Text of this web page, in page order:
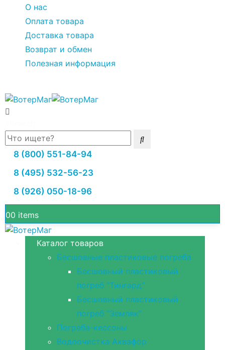
О нас
Оплата товара
Доставка товара
Возврат и обмен
Полезная информация
8 (800) 551-84-94
8 (495) 532-56-23
8 (926) 050-18-96
00 items
Каталог товаров
Бесшовные пластиковые погреба
Бесшовный пластиковый
погреб “Тингард”
Бесшовный пластиковый
погреб “Земляк”
Погреба-кессоны
Водоочистка Аквафор